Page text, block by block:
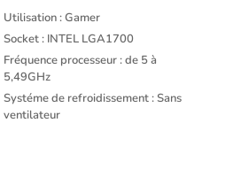
Utilisation : Gamer
Socket : INTEL LGA1700
Fréquence processeur : de 5 à
5,49GHz
Systéme de refroidissement : Sans
ventilateur